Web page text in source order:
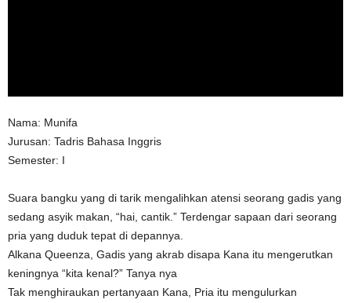
Nama: Munifa
Jurusan: Tadris Bahasa Inggris
Semester: I
Suara bangku yang di tarik mengalihkan atensi seorang gadis yang
sedang asyik makan, “hai, cantik.” Terdengar sapaan dari seorang
pria yang duduk tepat di depannya.
Alkana Queenza, Gadis yang akrab disapa Kana itu mengerutkan
keningnya “kita kenal?” Tanya nya
Tak menghiraukan pertanyaan Kana, Pria itu mengulurkan